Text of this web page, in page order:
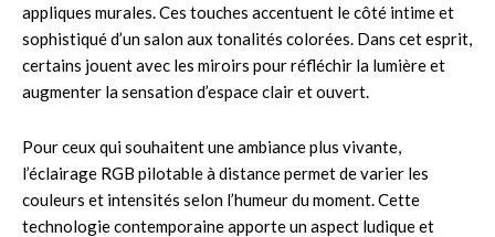
appliques murales. Ces touches accentuent le côté intime et
sophistiqué d’un salon aux tonalités colorées. Dans cet esprit,
certains jouent avec les miroirs pour réfléchir la lumière et
augmenter la sensation d’espace clair et ouvert.
Pour ceux qui souhaitent une ambiance plus vivante,
l’éclairage RGB pilotable à distance permet de varier les
couleurs et intensités selon l’humeur du moment. Cette
technologie contemporaine apporte un aspect ludique et